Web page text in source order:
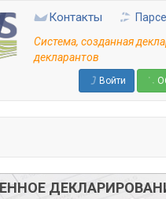
Контакты
Система, созданная
декларантов
Войти